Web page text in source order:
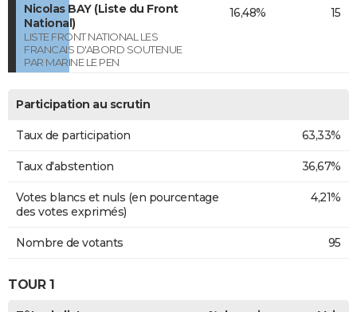
Nicolas BAY (Liste du Front
National)
LISTE FRONT NATIONAL LES
FRANCAIS D'ABORD SOUTENUE
PAR MARINE LE PEN
16,48% 15
Participation au scrutin
Taux de participation 63,33%
Taux d'abstention 36,67%
Votes blancs et nuls (en pourcentage
des votes exprimés)
4,21%
Nombre de votants 95
TOUR 1